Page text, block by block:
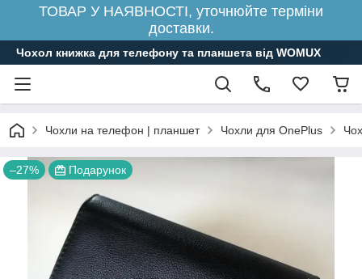
ТОВАР У НАЯВНОСТІ, уточнюйте терміни
доставки.
Чохол книжка для телефону та планшета від WOMUX
Чохли на телефон | планшет Чохли для OnePlus
–27% Подарунок